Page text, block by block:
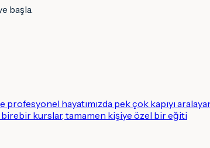
başla.
hayatımızda pek çok kapıyı
kurslar, tamamen kişiye özel bir eğiti